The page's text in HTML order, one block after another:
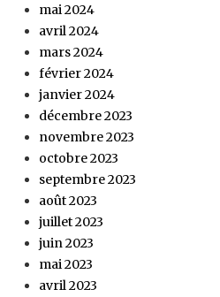
mai 2024
avril 2024
mars 2024
février 2024
janvier 2024
décembre 2023
novembre 2023
octobre 2023
septembre 2023
août 2023
juillet 2023
juin 2023
mai 2023
avril 2023